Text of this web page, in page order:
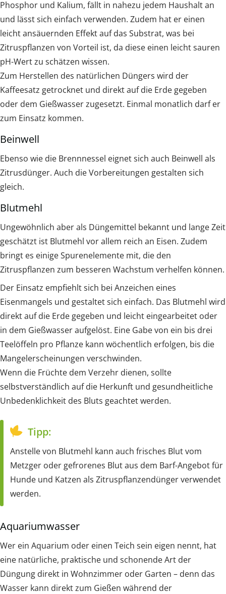
Phosphor und Kalium, fällt in nahezu jedem Haushalt an
und lässt sich einfach verwenden. Zudem hat er einen
leicht ansäuernden Effekt auf das Substrat, was bei
Zitruspflanzen von Vorteil ist, da diese einen leicht sauren
pH-Wert zu schätzen wissen.
Zum Herstellen des natürlichen Düngers wird der
Kaffeesatz getrocknet und direkt auf die Erde gegeben
oder dem Gießwasser zugesetzt. Einmal monatlich darf er
zum Einsatz kommen.
Beinwell
Ebenso wie die Brennnessel eignet sich auch Beinwell als
Zitrusdünger. Auch die Vorbereitungen gestalten sich
gleich.
Blutmehl
Ungewöhnlich aber als Düngemittel bekannt und lange Zeit
geschätzt ist Blutmehl vor allem reich an Eisen. Zudem
bringt es einige Spurenelemente mit, die den
Zitruspflanzen zum besseren Wachstum verhelfen können.
Der Einsatz empfiehlt sich bei Anzeichen eines
Eisenmangels und gestaltet sich einfach. Das Blutmehl wird
direkt auf die Erde gegeben und leicht eingearbeitet oder
in dem Gießwasser aufgelöst. Eine Gabe von ein bis drei
Teelöffeln pro Pflanze kann wöchentlich erfolgen, bis die
Mangelerscheinungen verschwinden.
Wenn die Früchte dem Verzehr dienen, sollte
selbstverständlich auf die Herkunft und gesundheitliche
Unbedenklichkeit des Bluts geachtet werden.
Tipp:
Anstelle von Blutmehl kann auch frisches Blut vom
Metzger oder gefrorenes Blut aus dem Barf-Angebot für
Hunde und Katzen als Zitruspflanzendünger verwendet
werden.
Aquariumwasser
Wer ein Aquarium oder einen Teich sein eigen nennt, hat
eine natürliche, praktische und schonende Art der
Düngung direkt in Wohnzimmer oder Garten – denn das
Wasser kann direkt zum Gießen während der